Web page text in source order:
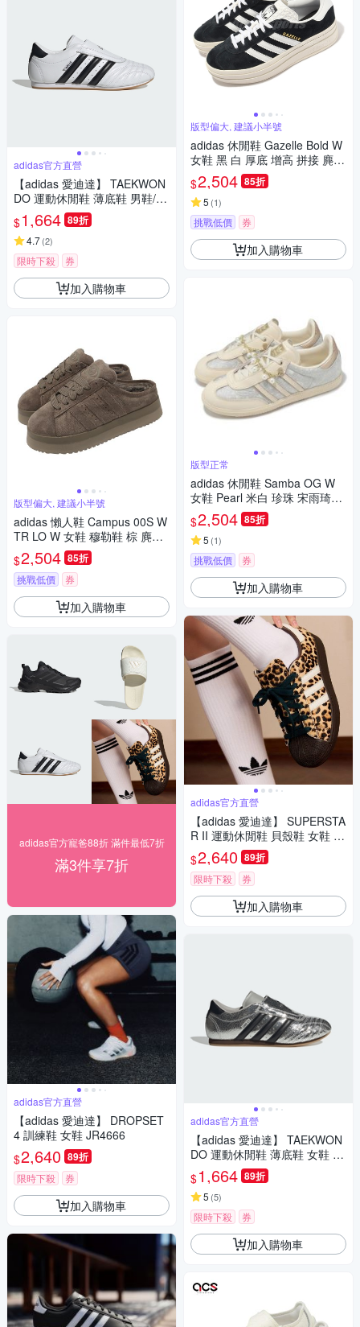
adidas官方直營
【adidas 愛迪達】 TAEKWON
DO 運動休閒鞋 薄底鞋 男鞋/女
鞋 - Originals JQ4774
$1,664 89折
4.7(2)
限時下殺 券
加入購物車
版型偏大, 建議小半號
adidas 懶人鞋 Campus 00S W
TR LO W 女鞋 穆勒鞋 棕 麂皮
厚底 絨毛 JR3731
$2,504 85折
挑戰低價 券
加入購物車
adidas官方寵爸88折 滿件最低7折
滿3件享7折
adidas官方直營
【adidas 愛迪達】 DROPSET
4 訓練鞋 女鞋 JR4666
$2,640 89折
限時下殺 券
加入購物車
版型偏大, 建議小半號
adidas 休閒鞋 Gazelle Bold W
女鞋 黑 白 厚底 增高 拼接 麂皮
三條線 三葉草 愛迪達 HQ6912
$2,504 85折
5 (1)
挑戰低價 券
加入購物車
版型正常
adidas 休閒鞋 Samba OG W
女鞋 Pearl 米白 珍珠 宋雨琦同
款 愛迪達 JQ2616
$2,504 85折
5 (1)
挑戰低價 券
加入購物車
adidas官方直營
【adidas 愛迪達】 SUPERSTA
R II 運動休閒鞋 貝殼鞋 女鞋 -
Originals KI4203
$2,640 89折
限時下殺 券
加入購物車
adidas官方直營
【adidas 愛迪達】 TAEKWON
DO 運動休閒鞋 薄底鞋 女鞋 -
Originals JH9664
$1,664 89折
5 (5)
限時下殺 券
加入購物車